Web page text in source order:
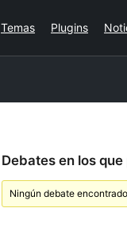
Temas Plugins
Debates en los
Ningún debate